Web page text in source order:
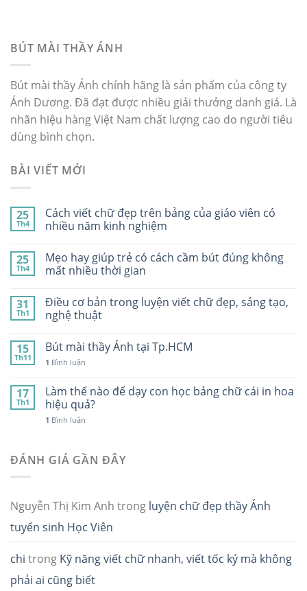
BÚT MÀI THẦY ÁNH
Bút mài thầy Ánh chính hãng là sản phẩm của công ty
Ánh Dương. Đã đạt được nhiều giải thưởng danh giá. Là
nhãn hiệu hàng Việt Nam chất lượng cao do người tiêu
dùng bình chọn.
BÀI VIẾT MỚI
25
Th4
Cách viết chữ đẹp trên bảng của giáo viên có
nhiều năm kinh nghiệm
25
Th4
Mẹo hay giúp trẻ có cách cầm bút đúng không
mất nhiều thời gian
31
Th1
Điều cơ bản trong luyện viết chữ đẹp, sáng tạo,
nghệ thuật
15
Th11
Bút mài thầy Ánh tại Tp.HCM
1 Bình luận
17
Th1
Làm thế nào để dạy con học bảng chữ cái in hoa
hiệu quả?
1 Bình luận
ĐÁNH GIÁ GẦN ĐÂY
Nguyễn Thị Kim Anh trong luyện chữ đẹp thầy Ánh
tuyển sinh Học Viên
chi trong Kỹ năng viết chữ nhanh, viết tốc ký mà không
phải ai cũng biết